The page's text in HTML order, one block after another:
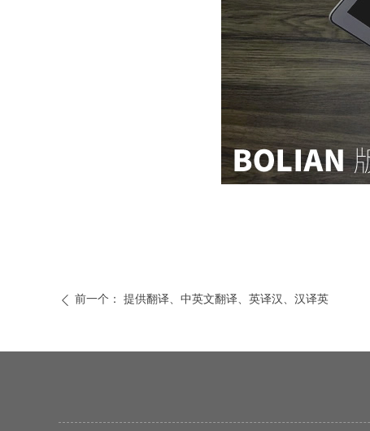
ꄴ 前一个： 提供翻译、中英文翻译、英译汉、汉译英